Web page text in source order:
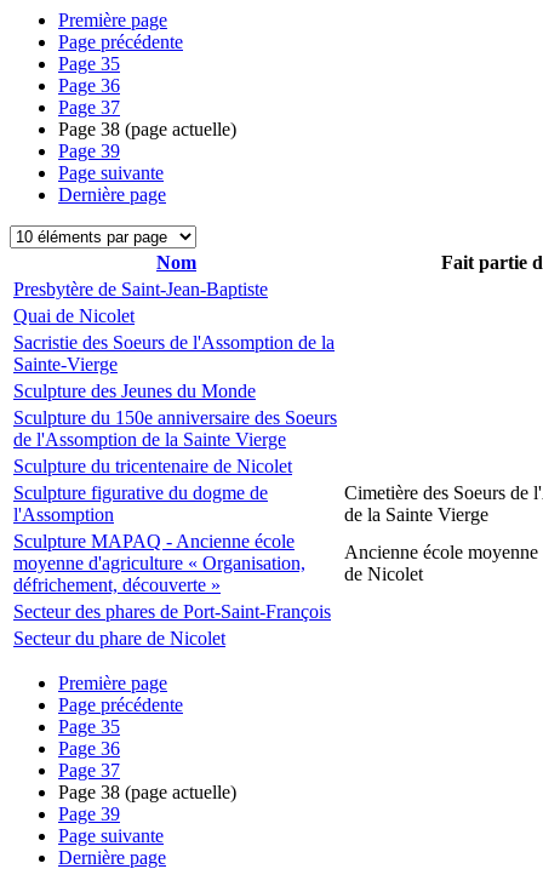
Première page
Page précédente
Page 35
Page 36
Page 37
Page 38 (page actuelle)
Page 39
Page suivante
Dernière page
Nom
Fait partie
Presbytère de Saint-Jean-Baptiste
Quai de Nicolet
Sacristie des Soeurs de l'Assomption de la
Sainte-Vierge
Sculpture des Jeunes du Monde
Sculpture du 150e anniversaire des Soeurs
de l'Assomption de la Sainte Vierge
Sculpture du tricentenaire de Nicolet
Sculpture figurative du dogme de
l'Assomption
Cimetière des Soeurs de
de la Sainte Vierge
Sculpture MAPAQ - Ancienne école
moyenne d'agriculture « Organisation,
défrichement, découverte »
Ancienne école
de Nicolet
Secteur des phares de Port-Saint-François
Secteur du phare de Nicolet
Première page
Page précédente
Page 35
Page 36
Page 37
Page 38 (page actuelle)
Page 39
Page suivante
Dernière page